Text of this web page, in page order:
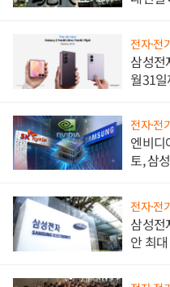
전자·전
삼성전
월31
전자·전
엔비디
토, 삼
전자·전
삼성전
안 최